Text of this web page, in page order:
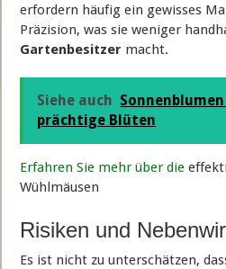
erfordern häufig ein gewisses
Präzision, was sie weniger
Gartenbesitzer macht.
Siehe auch
prächtige Blüten
Erfahren Sie mehr über die
Wühlmäusen
Risiken und
Es ist nicht zu unterschätzen,